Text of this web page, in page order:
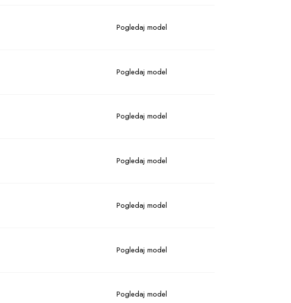
Pogledaj model
Pogledaj model
Pogledaj model
Pogledaj model
Pogledaj model
Pogledaj model
Pogledaj model